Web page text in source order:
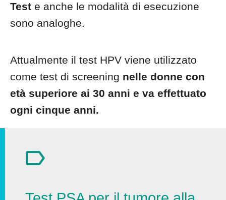
Test e anche le modalità di esecuzione
sono analoghe.
Attualmente il test HPV viene utilizzato
come test di screening nelle donne con
età superiore ai 30 anni e va effettuato
ogni cinque anni.